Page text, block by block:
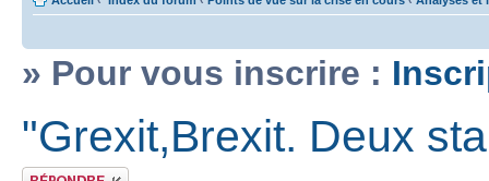
» Pour vous inscrire :
"Grexit,Brexit. Deux
Répondre